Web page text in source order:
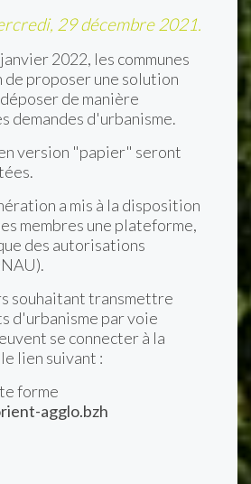
29 décembre 2021.
2022, les communes
proposer une solution
de manière
demandes d'urbanisme.
version "papier" seront
a mis à la disposition
membres une plateforme,
des autorisations
souhaitant transmettre
d'urbanisme par voie
se connecter à la
lien suivant :
forme
agglo.bzh